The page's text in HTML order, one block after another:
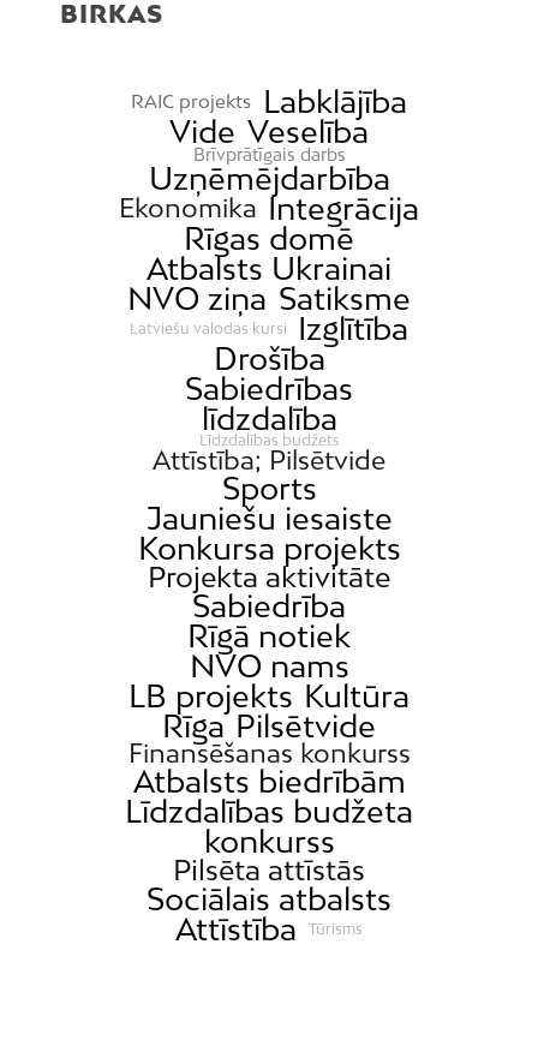
BIRKAS
RAIC projekts
Labklājība
Vide Veselība
Brīvprātīgais darbs
Uzņēmējdarbība
Ekonomika Integrācija
Rīgas domē
Atbalsts Ukrainai
NVO ziņa Satiksme
Latviešu valodas kursi
Izglītība
Drošība
Sabiedrības
līdzdalība
Līdzdalības budžets
Attīstība; Pilsētvide
Sports
Jauniešu iesaiste
Konkursa projekts
Projekta aktivitāte
Sabiedrība
Rīgā notiek
NVO nams
LB projekts Kultūra
Rīga Pilsētvide
Finansēšanas konkurss
Atbalsts biedrībām
Līdzdalības budžeta
konkurss
Pilsēta attīstās
Sociālais atbalsts
Attīstība
Tūrisms